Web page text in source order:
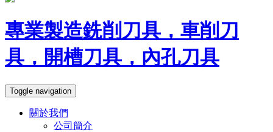
專業製造銑削刀具，車削刀
具，開槽刀具，內孔刀具
Toggle navigation
關於我們
公司簡介